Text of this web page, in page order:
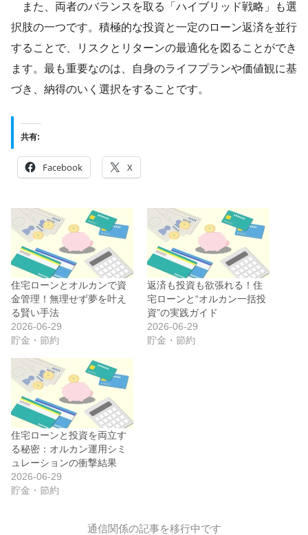
また、両者のバランスを取る「ハイブリッド戦略」も選
択肢の一つです。積極的な投資と一定のローン返済を並行
することで、リスクとリターンの最適化を図ることができ
ます。最も重要なのは、自身のライフプランや価値観に基
づき、納得のいく選択をすることです。
共有:
Facebook X
住宅ローンとオルカンで資
金管理！無理せず夢を叶え
る賢い手法
2026-06-29
貯金・節約
返済も投資も欲張れる！住
宅ローンと“オルカン一括投
資”の実践ガイド
2026-06-29
貯金・節約
住宅ローンと投資を両立す
る秘密：オルカン運用シミ
ュレーションの衝撃結果
2026-06-29
貯金・節約
通信関係の記事を移行中です